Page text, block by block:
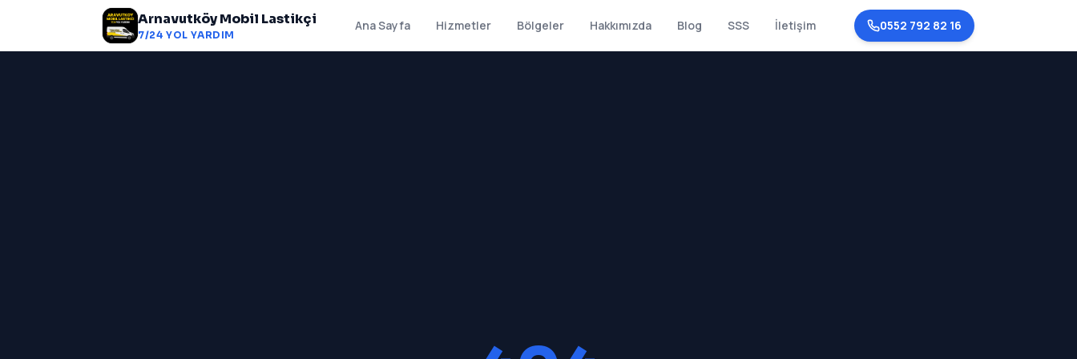
Arnavutköy Mobil Lastikçi
7/24 YOL YARDIM
Ana Sayfa Hizmetler Bölgeler Hakkımızda Blog SSS İletişim 0552 792 82 16